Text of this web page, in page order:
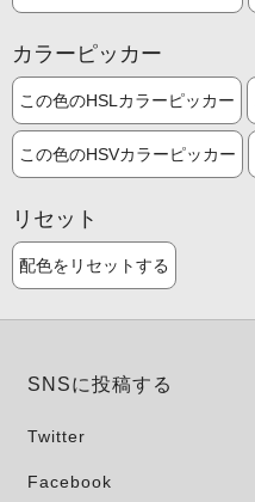
カラーピッカー
この色のHSLカラーピッカー
この色のHSVカラーピッカー
リセット
配色をリセットする
SNSに投稿する
Twitter
Facebook